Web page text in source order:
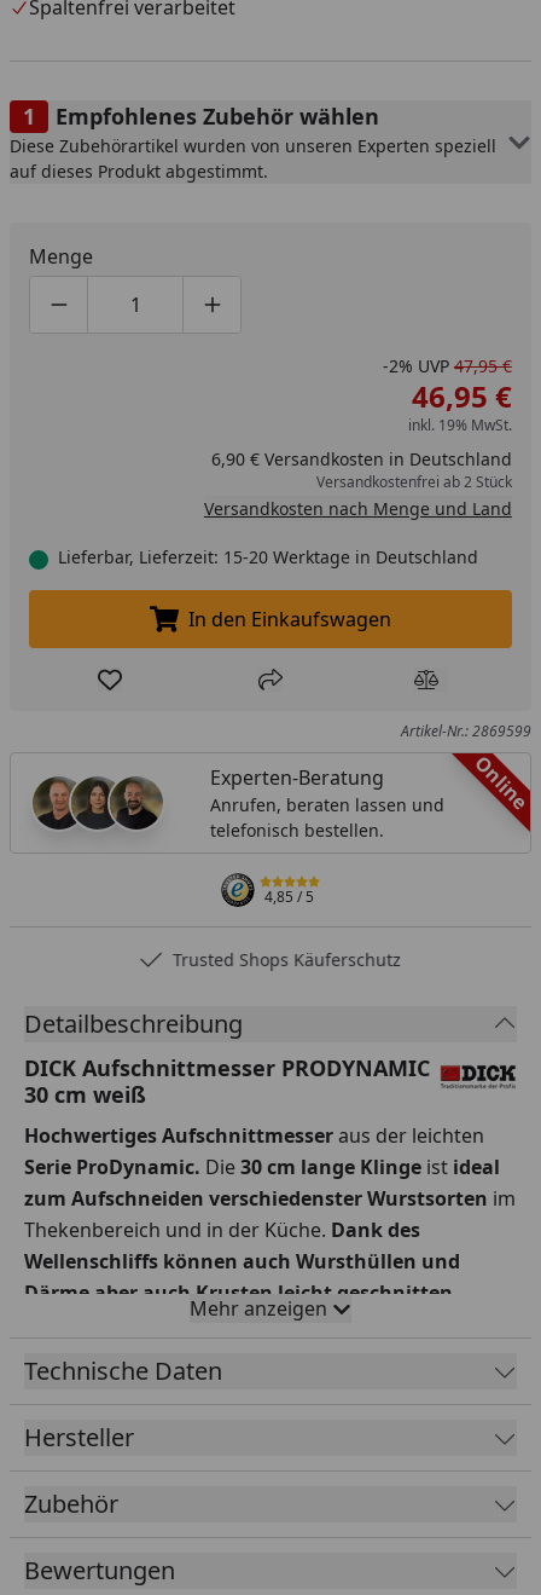
Spaltenfrei verarbeitet
Empfohlenes Zubehör wählen
Diese Zubehörartikel wurden von unseren Experten speziell
auf dieses Produkt abgestimmt.
Menge
Produktmenge um eins verringern
Produktmenge manuell eingeben
Produktmenge um eins erhöhen
-2% UVP 47,95 €
46,95 €
inkl. 19% MwSt.
6,90 € Versandkosten in Deutschland
Versandkostenfrei ab 2 Stück
Versandkosten nach Menge und Land
Lieferbar, Lieferzeit: 15-20 Werktage in Deutschland
In den Einkaufswagen legen
In den Einkaufswagen
Produkt zur Wunschliste hinzufügen
Teilen Produkt
Artikel-Nr.: 2869599
Online
Experten-Beratung
Anrufen, beraten lassen und
telefonisch bestellen.
4,85/ 5
Trusted Shops Käuferschutz
Detailbeschreibung
DICK Aufschnittmesser PRODYNAMIC
30 cm weiß
Hochwertiges Aufschnittmesseraus der leichten
Serie ProDynamic. Die30 cm lange Klinge ist ideal
zum Aufschneiden verschiedenster Wurstsorten im
Thekenbereich und in der Küche. Dank des
Wellenschliffs können auch Wursthüllen und
Därme aber auch Krusten leicht geschnitten
Der ergonomisch geformte
Vollkunststoffgriff
die Messer der Serie ProDynamic
durch ein spezielles Verfahren
das einhalten der HACCP-Richtlinien.
X55CrMo14 Stahl.Die ausgewogeneHärte von 56°
HRCist der ideale Kompromiss für
Mehr anzeigen
Technische Daten
Hersteller
Zubehör
Bewertungen